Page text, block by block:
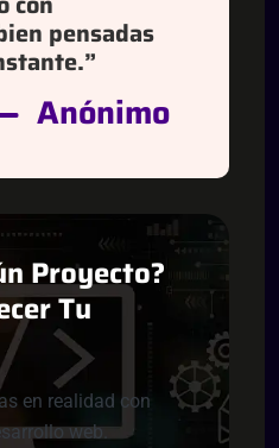
pensadas
Anónimo
NPROYECTO?
CERTU
en realidad con
web.